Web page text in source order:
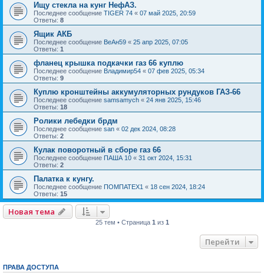
Ищу стекла на кунг НефАЗ.
Последнее сообщение TIGER 74 « 07 май 2025, 20:59
Ответы: 8
Ящик АКБ
Последнее сообщение ВеАн59 « 25 апр 2025, 07:05
Ответы: 1
фланец крышка подкачки газ 66 куплю
Последнее сообщение Владимир54 « 07 фев 2025, 05:34
Ответы: 9
Куплю кронштейны аккумуляторных рундуков ГАЗ-66
Последнее сообщение samsamych « 24 янв 2025, 15:46
Ответы: 18
Ролики лебедки брдм
Последнее сообщение san « 02 дек 2024, 08:28
Ответы: 2
Кулак поворотный в сборе газ 66
Последнее сообщение ПАША 10 « 31 окт 2024, 15:31
Ответы: 2
Палатка к кунгу.
Последнее сообщение ПОМПАТЕХ1 « 18 сен 2024, 18:24
Ответы: 15
Новая тема
25 тем • Страница 1 из 1
Перейти
ПРАВА ДОСТУПА